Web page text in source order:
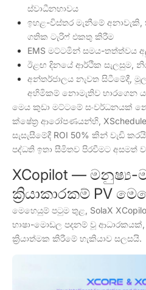
ස්වාධීනභාවය
ඉහළ-විස්තර මැනීමේ
ගතික ටැරිෆ් එකතු කිරීම
EMS මට්ටමින් සමය-තත්ත්වය
ඊළඟ දිනයේ ආර්ථික සැලසුම,
අන්තර්ජාලය නැවත සිටීමේදී,
අහිමිකම් නොමැතිව භාරගෙන
මෙය කුඩා මට්ටමේ සංවර්ධනයක්
ක්ෂේත්‍ර ආරෝපණයන්හි,
සැසැසීමේදී ROI 50% කින් වැඩි
පද්ධති ඉතා සීමිතව පිරවීමට අසමත්
XCopilot —
ක්‍රියාකාරකම් PV
මෙහෙයුම් පටුම තුළ, SolaX
භාෂා-මොඩල පදනම් වූ
ක්‍රියාත්මක කිරීමේ හැකියාව සලසයි.